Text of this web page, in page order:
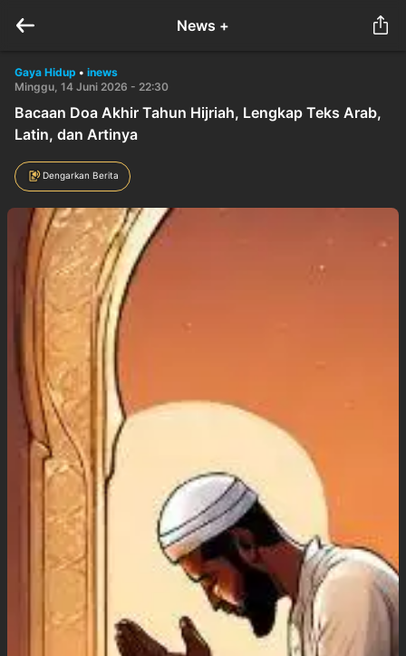
News +
Gaya Hidup • inews
Minggu, 14 Juni 2026 - 22:30
Bacaan Doa Akhir Tahun Hijriah, Lengkap Teks Arab,
Latin, dan Artinya
Dengarkan Berita